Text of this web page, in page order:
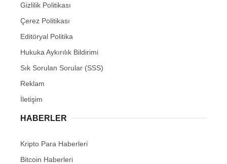
Gizlilik Politikası
Çerez Politikası
Editöryal Politika
Hukuka Aykırılık Bildirimi
Sık Sorulan Sorular (SSS)
Reklam
İletişim
HABERLER
Kripto Para Haberleri
Bitcoin Haberleri